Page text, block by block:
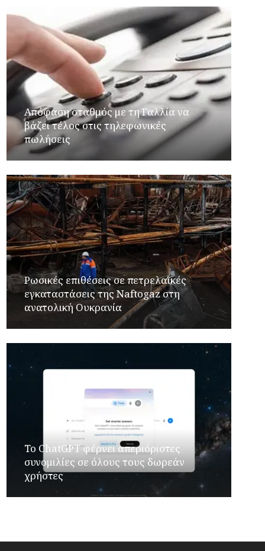
Απόφαση σταθμός με τη Γαλλία να
βάζει τέλος στις τηλεφωνικές
πωλήσεις
Ρωσικές επιθέσεις σε πετρελαϊκές
εγκαταστάσεις της Naftogaz στη
ανατολική Ουκρανία
Το ChatGPT φέρνει απεριόριστες
συνομιλίες σε όλους τους δωρεάν
χρήστες